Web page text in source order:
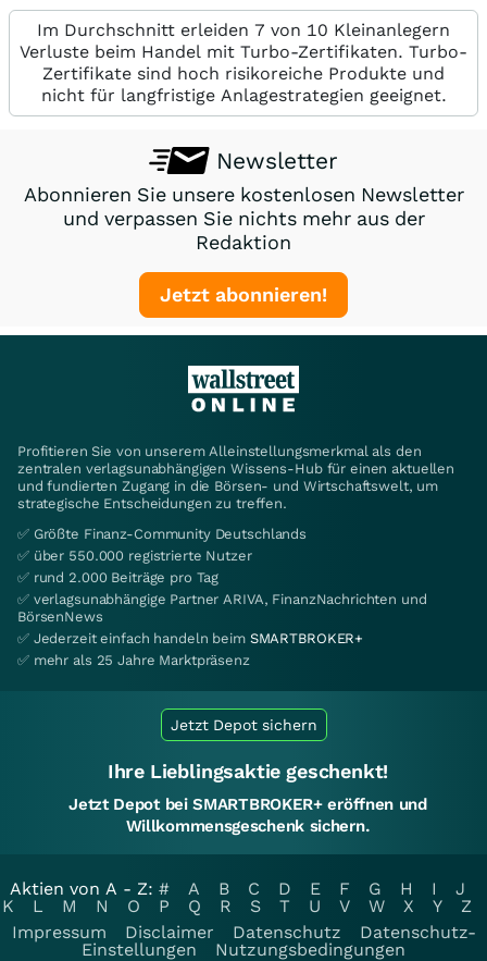
Im Durchschnitt erleiden 7 von 10 Kleinanlegern
Verluste beim Handel mit Turbo-Zertifikaten. Turbo-
Zertifikate sind hoch risikoreiche Produkte und
nicht für langfristige Anlagestrategien geeignet.
Newsletter
Abonnieren Sie unsere kostenlosen Newsletter
und verpassen Sie nichts mehr aus der
Redaktion
Jetzt abonnieren!
Profitieren Sie von unserem Alleinstellungsmerkmal als den
zentralen verlagsunabhängigen Wissens-Hub für einen aktuellen
und fundierten Zugang in die Börsen- und Wirtschaftswelt, um
strategische Entscheidungen zu treffen.
✅ Größte Finanz-Community Deutschlands
✅ über 550.000 registrierte Nutzer
✅ rund 2.000 Beiträge pro Tag
✅ verlagsunabhängige Partner ARIVA, FinanzNachrichten und
BörsenNews
✅ Jederzeit einfach handeln beim SMARTBROKER+
✅ mehr als 25 Jahre Marktpräsenz
Jetzt Depot sichern
Ihre Lieblingsaktie geschenkt!
Jetzt Depot bei SMARTBROKER+ eröffnen und
Willkommensgeschenk sichern.
Aktien von A - Z: # A B C D E F G H I
J
K
L M N O P Q R S T U V W X Y
Z
Impressum
Disclaimer Datenschutz
Datenschutz-
Einstellungen
Nutzungsbedingungen